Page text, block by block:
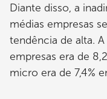
Diante disso, a
médias empresas
tendência de alta.
empresas era de
micro era de 7,4%